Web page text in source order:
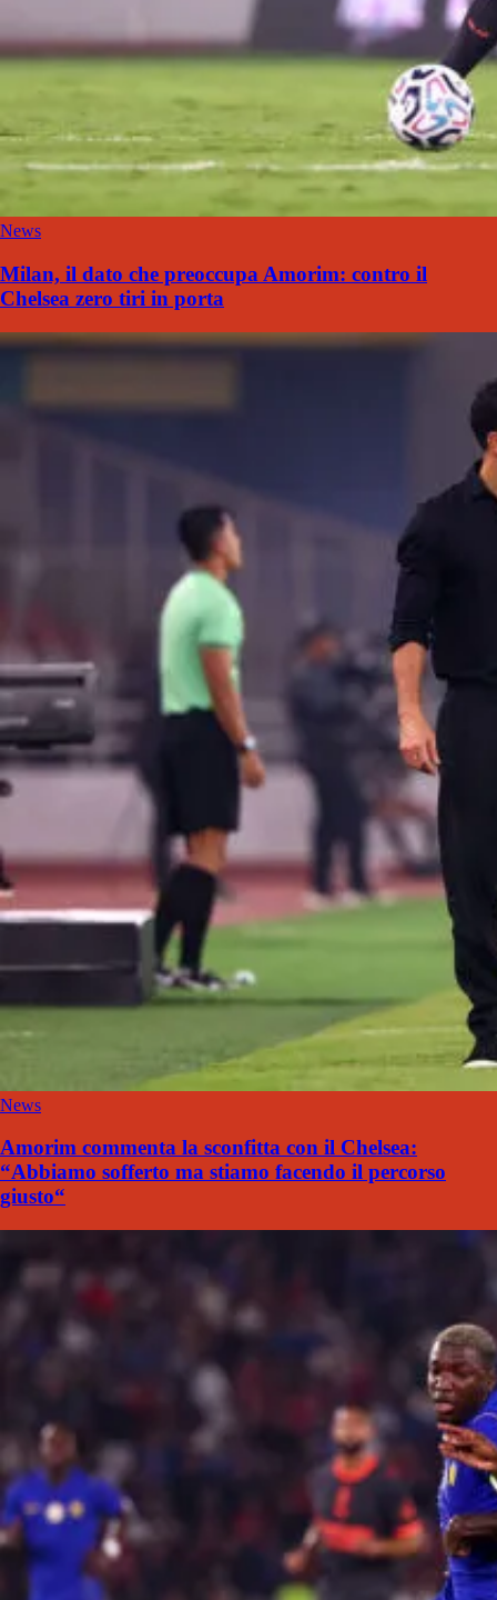
News
Milan, il dato che preoccupa Amorim: contro il
Chelsea zero tiri in porta
News
Amorim commenta la sconfitta con il Chelsea:
“Abbiamo sofferto ma stiamo facendo il percorso
giusto“